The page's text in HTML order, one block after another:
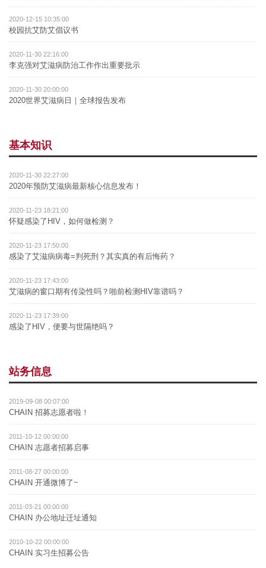
2020-12-15 10:35:00
校园抗艾防艾倡议书
2020-11-30 22:16:00
李克强对艾滋病防治工作作出重要批示
2020-11-30 20:00:00
2020世界艾滋病日｜全球报告发布
基本知识
2020-11-30 22:27:00
2020年预防艾滋病最新核心信息发布！
2020-11-23 18:21:00
怀疑感染了HIV，如何做检测？
2020-11-23 17:50:00
感染了艾滋病病毒=判死刑？其实真的有后悔药？
2020-11-23 17:43:00
艾滋病的窗口期有传染性吗？啪前检测HIV靠谱吗？
2020-11-23 17:39:00
感染了HIV，便要与世隔绝吗？
站务信息
2019-09-08 00:07:00
CHAIN 招募志愿者啦！
2011-10-12 00:00:00
CHAIN 志愿者招募启事
2011-08-27 00:00:00
CHAIN 开通微博了~
2011-03-21 00:00:00
CHAIN 办公地址迁址通知
2010-10-22 00:00:00
CHAIN 实习生招募公告